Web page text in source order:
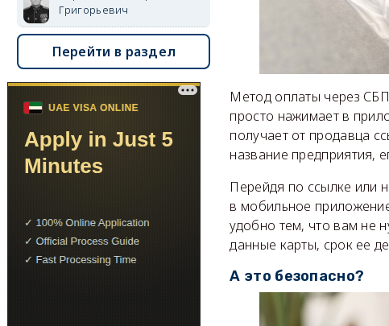
Метод оплаты через СБП
просто нажимает в
получает от продавца
название предприятия,
Перейдя по ссылке или
в мобильное
удобно тем, что вам не
данные карты, срок ее
А это безопасно?
Григорьевич
Перейти в раздел